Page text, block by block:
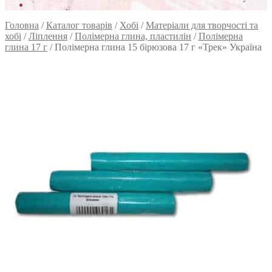
Головна /Каталог товарів / Хобі /Матеріали для творчості та
хобі /Ліплення /Полімерна глина, пластилін /Полімерна
глина 17 г /Полімерна глина 15 бірюзова 17 г «Трек» Україна